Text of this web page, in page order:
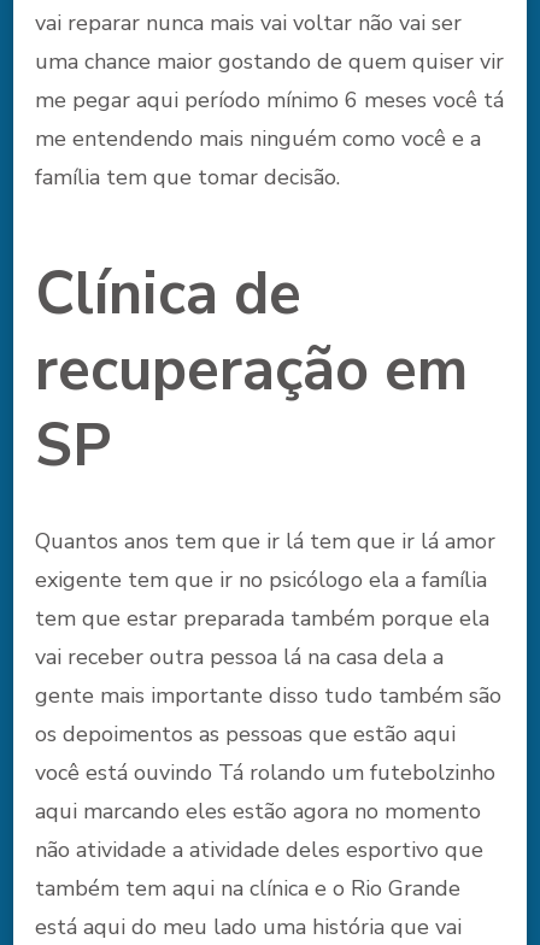
vai reparar nunca mais vai voltar não vai ser
uma chance maior gostando de quem quiser vir
me pegar aqui período mínimo 6 meses você tá
me entendendo mais ninguém como você e a
família tem que tomar decisão.
Clínica de
recuperação em
SP
Quantos anos tem que ir lá tem que ir lá amor
exigente tem que ir no psicólogo ela a família
tem que estar preparada também porque ela
vai receber outra pessoa lá na casa dela a
gente mais importante disso tudo também são
os depoimentos as pessoas que estão aqui
você está ouvindo Tá rolando um futebolzinho
aqui marcando eles estão agora no momento
não atividade a atividade deles esportivo que
também tem aqui na clínica e o Rio Grande
está aqui do meu lado uma história que vai